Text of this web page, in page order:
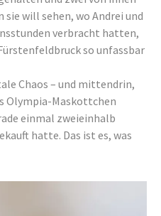
will sehen, wo Andrei und
verbracht hatten,
so unfassbar
Chaos – und mittendrin,
Olympia-Maskottchen
einmal zweieinhalb
hatte. Das ist es, was